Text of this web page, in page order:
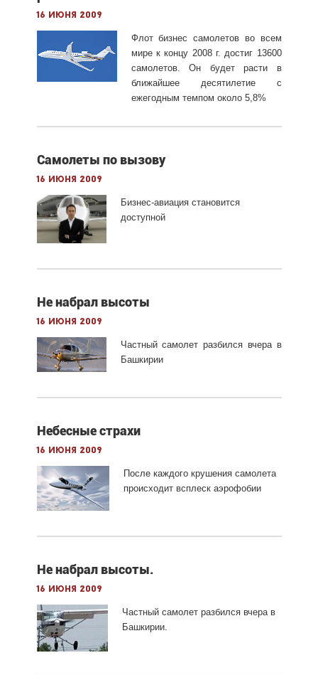
16 июня 2009
Флот бизнес самолетов во всем
мире к концу 2008 г. достиг 13600
самолетов. Он будет расти в
ближайшее десятилетие с
ежегодным темпом около 5,8%
Самолеты по вызову
16 июня 2009
Бизнес-авиация становится
доступной
Не набрал высоты
16 июня 2009
Частный самолет разбился вчера в
Башкирии
Небесные страхи
16 июня 2009
После каждого крушения самолета
происходит всплеск аэрофобии
Не набрал высоты.
16 июня 2009
Частный самолет разбился вчера в
Башкирии.